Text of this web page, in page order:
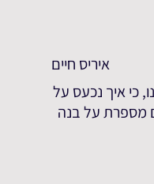
איריס חיים
כי איך נכעס על
מספרת על בנה